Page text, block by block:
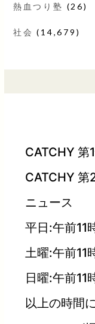
熱血つり塾 (26)
社会 (14,679)
CATCHY 第
CATCHY 第
ニュース
平日:午前11
土曜:午前11
日曜:午前11
以上の時間